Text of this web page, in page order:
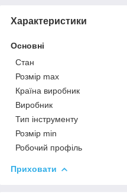
Характеристики
Основні
Стан
Розмір max
Країна виробник
Виробник
Тип інструменту
Розмір min
Робочий профіль
Приховати